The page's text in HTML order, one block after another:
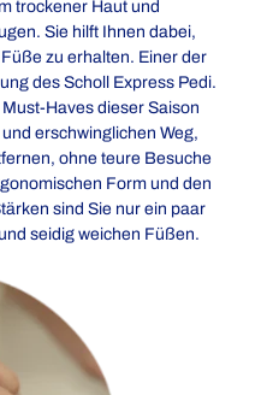
trockener Haut und
Sie hilft Ihnen dabei,
zu erhalten. Einer der
desScholl Express Pedi.
Haves dieser Saison
erschwinglichen Weg,
ohne teure Besuche
Form und den
sind Sie nur ein paar
seidig weichen Füßen.